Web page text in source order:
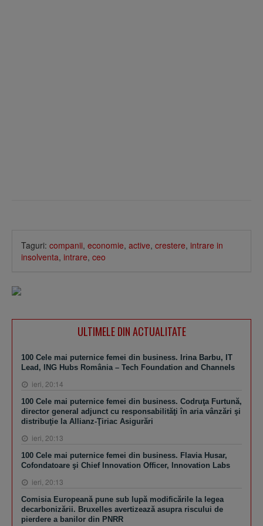
Taguri: companii, economie, active, crestere, intrare in
insolventa, intrare, ceo
ULTIMELE DIN ACTUALITATE
100 Cele mai puternice femei din business. Irina Barbu, IT
Lead, ING Hubs România – Tech Foundation and Channels
ieri, 20:14
100 Cele mai puternice femei din business. Codruţa Furtună,
director general adjunct cu responsabilităţi în aria vânzări şi
distribuţie la Allianz-Ţiriac Asigurări
ieri, 20:13
100 Cele mai puternice femei din business. Flavia Husar,
Cofondatoare şi Chief Innovation Officer, Innovation Labs
ieri, 20:13
Comisia Europeană pune sub lupă modificările la legea
decarbonizării. Bruxelles avertizează asupra riscului de
pierdere a banilor din PNRR